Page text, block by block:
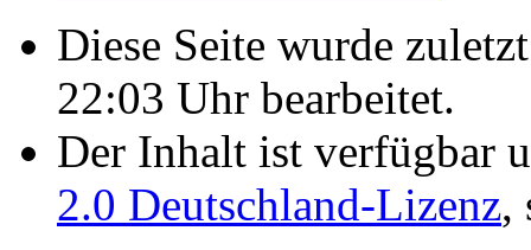
Diese Seite wurde
22:03 Uhr bearbeitet.
Der Inhalt ist verfügbar
2.0 Deutschland-Lizenz,